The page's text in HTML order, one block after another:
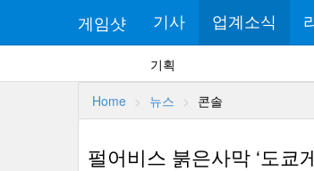
게임샷 기사 업계소식
기획
Home 뉴스 콘솔
펄어비스 붉은사막 ‘도쿄